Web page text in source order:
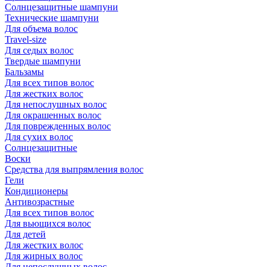
Солнцезащитные шампуни
Технические шампуни
Для объема волос
Travel-size
Для седых волос
Твердые шампуни
Бальзамы
Для всех типов волос
Для жестких волос
Для непослушных волос
Для окрашенных волос
Для поврежденных волос
Для сухих волос
Солнцезащитные
Воски
Средства для выпрямления волос
Гели
Кондиционеры
Антивозрастные
Для всех типов волос
Для вьющихся волос
Для детей
Для жестких волос
Для жирных волос